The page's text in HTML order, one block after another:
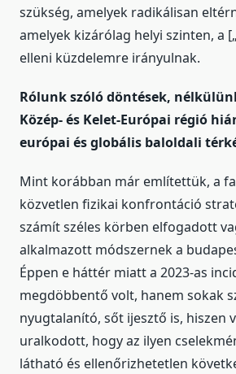
szükség, amelyek radikálisan
amelyek kizárólag helyi szinten, a
elleni küzdelemre irányulnak.
Rólunk szóló döntések,
Közép- és Kelet-Európai régió
európai és globális baloldali
Mint korábban már említettük, a
közvetlen fizikai konfrontáció
számít széles körben elfogadott
alkalmazott módszernek a
Éppen e háttér miatt a 2023-as
megdöbbentő volt, hanem sokak
nyugtalanító, sőt ijesztő is, hiszen
uralkodott, hogy az ilyen
látható és ellenőrizhetetlen